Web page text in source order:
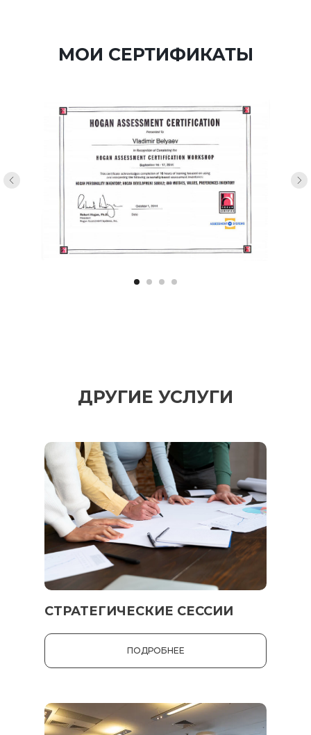
продолжим в 2026 году. И самое главное — каждый
член команды лично подтвердил, что эта программа
сильнее.
МОИ СЕРТИФИКАТЫ
ДРУГИЕ УСЛУГИ
СТРАТЕГИЧЕСКИЕ СЕССИИ
ПОДРОБНЕЕ